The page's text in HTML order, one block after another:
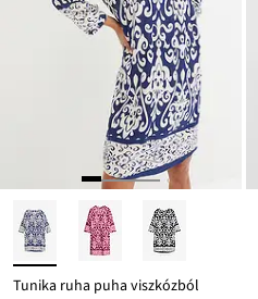
Tunika ruha puha viszkózból